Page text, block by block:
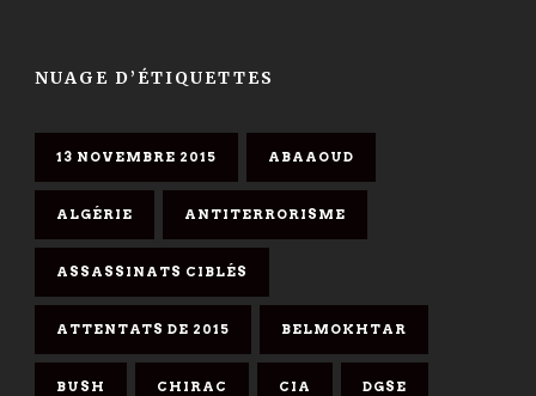
NUAGE D’ÉTIQUETTES
13 NOVEMBRE 2015 ABAAOUD
ALGÉRIE ANTITERRORISME
ASSASSINATS CIBLÉS
ATTENTATS DE 2015 BELMOKHTAR
BUSH CHIRAC CIA DGSE